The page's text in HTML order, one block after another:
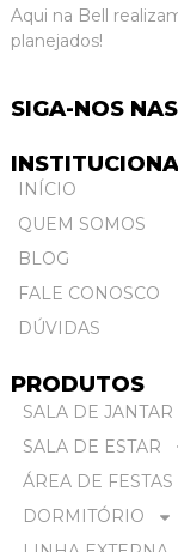
Aqui na Bell
planejados!
INÍCIO
QUEM SOMOS
BLOG
FALE CONOSCO
DÚVIDAS
PRODUTOS
SALA DE JANTAR
SALA DE ESTAR
ÁREA DE FESTAS
DORMITÓRIO
SIGA-NOS